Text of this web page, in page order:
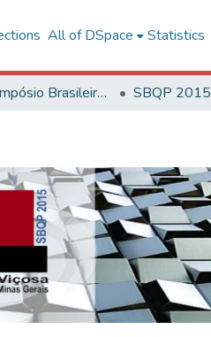
All of DSpace Statistics
SBQP - Simpósio Brasileiro de Qualidade do Projeto no Ambiente Construído SBQP 2015